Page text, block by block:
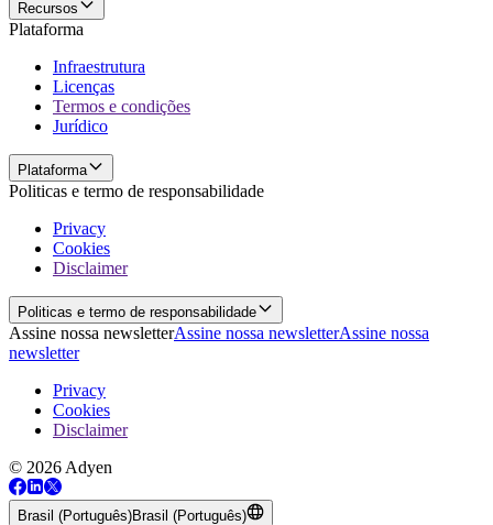
Recursos
Plataforma
Infraestrutura
Licenças
Termos e condições
Jurídico
Plataforma
Politicas e termo de responsabilidade
Privacy
Cookies
Disclaimer
Politicas e termo de responsabilidade
Assine nossa newsletterAssine nossa newsletterAssine nossa
newsletter
Privacy
Cookies
Disclaimer
© 2026 Adyen
Brasil (Português)Brasil (Português)